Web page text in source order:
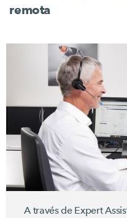
remota
A través de Expert